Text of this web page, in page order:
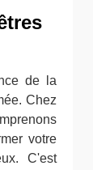
de la
Chez
votre
C'est